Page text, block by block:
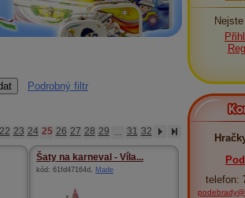
Podrobný filtr
22 23 24 25 26 27 28 29 31 32
Šaty na karneval - Víla...
kód: 61fd47164d , Made
telefon: